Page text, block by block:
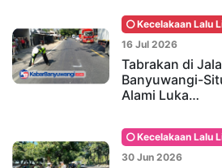
Kecelakaan Lalu
16 Jul 2026
Tabrakan di
Banyuwangi-
Alami Luka…
Kecelakaan Lalu
30 Jun 2026